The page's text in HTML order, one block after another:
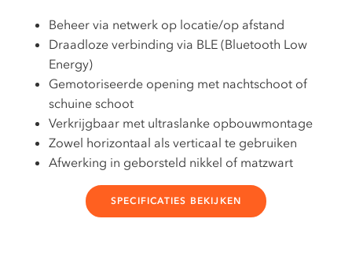
Beheer via netwerk op locatie/op afstand
Draadloze verbinding via BLE (Bluetooth Low
Energy)
Gemotoriseerde opening met nachtschoot of
schuine schoot
Verkrijgbaar met ultraslanke opbouwmontage
Zowel horizontaal als verticaal te gebruiken
Afwerking in geborsteld nikkel of matzwart
SPECIFICATIES BEKIJKEN